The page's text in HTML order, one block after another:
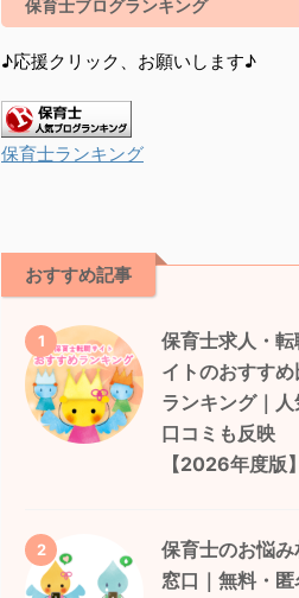
保育士ブログランキング
♪応援クリック、お願いします♪
保育士ランキング
おすすめ記事
1
保育士求人・転
イトのおすす
ランキング｜
口コミも反映
【2026年度版】
2
保育士のお悩み
窓口｜無料・